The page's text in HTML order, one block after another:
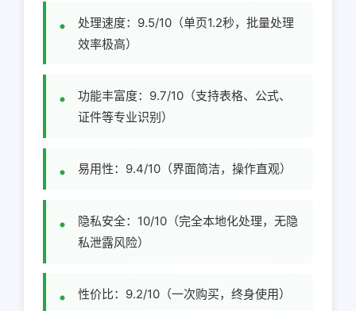
处理速度：9.5/10（单页1.2秒，批量处理
效率极高）
功能丰富度：9.7/10（支持表格、公式、
证件等专业识别）
易用性：9.4/10（界面简洁，操作直观）
隐私安全：10/10（完全本地化处理，无隐
私泄露风险）
性价比：9.2/10（一次购买，终身使用）